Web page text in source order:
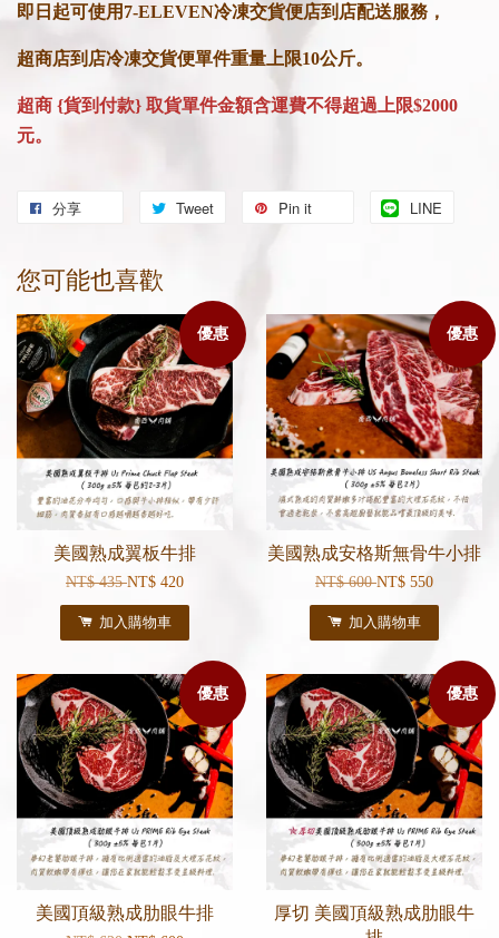
即日起可使用7-ELEVEN冷凍交貨便店到店配送服務，
超商店到店冷凍交貨便單件重量上限10公斤。
超商 {貨到付款} 取貨單件金額含運費不得超過上限$2000
元。
分享 Tweet Pin it LINE
您可能也喜歡
優惠
美國熟成翼板牛排
NT$ 435NT$ 420
加入購物車
優惠
美國熟成安格斯無骨牛小排
NT$ 600NT$ 550
加入購物車
優惠
美國頂級熟成肋眼牛排
優惠
厚切 美國頂級熟成肋眼牛